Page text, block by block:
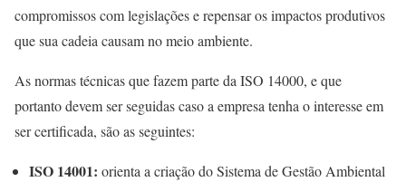
compromissos com legislações e repensar os impactos produtivos
que sua cadeia causam no meio ambiente.
As normas técnicas que fazem parte da ISO 14000, e que
portanto devem ser seguidas caso a empresa tenha o interesse em
ser certificada, são as seguintes:
ISO 14001: orienta a criação do Sistema de Gestão Ambiental